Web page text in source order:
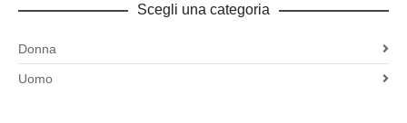
Scegli una categoria
Donna
Uomo